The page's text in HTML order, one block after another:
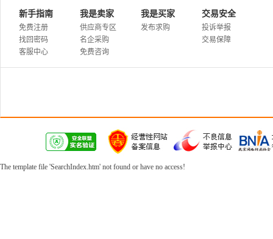
新手指南
免费注册
找回密码
客服中心
我是卖家
供应商专区
名企采购
免费咨询
我是买家
发布求购
交易安全
投诉举报
交易保障
The template file 'SearchIndex.htm' not found or have no access!